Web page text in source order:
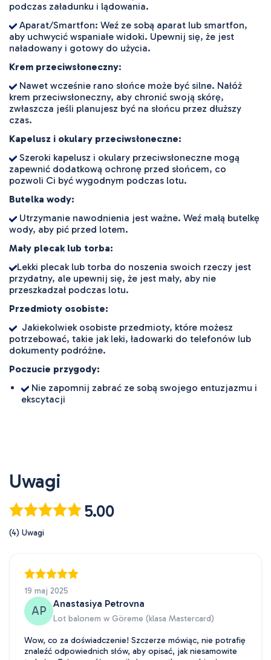
podczas załadunku i lądowania.
Aparat/Smartfon: Weź ze sobą aparat lub smartfon,
aby uchwycić wspaniałe widoki. Upewnij się, że jest
naładowany i gotowy do użycia.
Krem przeciwsłoneczny:
Nawet wcześnie rano słońce może być silne. Nałóż
krem przeciwsłoneczny, aby chronić swoją skórę,
zwłaszcza jeśli planujesz być na słońcu przez dłuższy
czas.
Kapelusz i okulary przeciwsłoneczne:
Szeroki kapelusz i okulary przeciwsłoneczne mogą
zapewnić dodatkową ochronę przed słońcem, co
pozwoli Ci być wygodnym podczas lotu.
Butelka wody:
Utrzymanie nawodnienia jest ważne. Weź małą butelkę
wody, aby pić przed lotem.
Mały plecak lub torba:
Lekki plecak lub torba do noszenia swoich rzeczy jest
przydatny, ale upewnij się, że jest mały, aby nie
przeszkadzał podczas lotu.
Przedmioty osobiste:
Jakiekolwiek osobiste przedmioty, które możesz
potrzebować, takie jak leki, ładowarki do telefonów lub
dokumenty podróżne.
Poczucie przygody:
Nie zapomnij zabrać ze sobą swojego entuzjazmu i
ekscytacji
Uwagi
5.00
(4) Uwagi
19 maj 2025
AP
Anastasiya Petrovna
Lot balonem w Göreme (klasa Mastercard)
Wow, co za doświadczenie! Szczerze mówiąc, nie potrafię
znaleźć odpowiednich słów, aby opisać, jak niesamowite